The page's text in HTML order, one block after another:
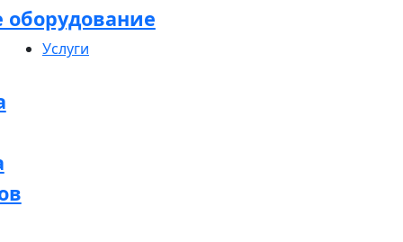
оборудование
Услуги